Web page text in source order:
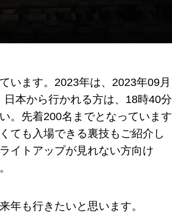
います。2023年は、2023年09月
本から行かれる方は、18時40分
。先着200名までとなっています
ても入場できる裏技もご紹介し
イトアップが見れない方向け
年も行きたいと思います。